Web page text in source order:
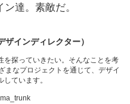
達。素敵だ。
ザインディレクター）
を探っていきたい。そんなことを考
まなプロジェクトを通じて、デザイ
ています。